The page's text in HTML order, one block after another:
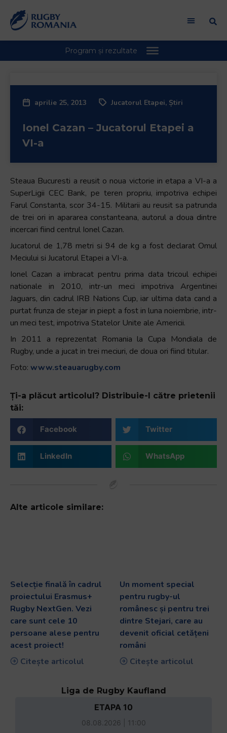
in
One
Accessibility
screen
reader,
press
"Ctrl
This
shortcut
activates
the
screen
reader
help
navigate
interact
with
the
content.
aprilie 25, 2013 Jucatorul Etapei, Știri
Ionel Cazan – Jucatorul Etapei a
VI-a
Steaua Bucuresti a reusit o noua victorie in etapa a VI-a a
SuperLigii CEC Bank, pe teren propriu, impotriva echipei
Farul Constanta, scor 34-15. Militarii au reusit sa patrunda
de trei ori in apararea constanteana, autorul a doua dintre
incercari fiind centrul Ionel Cazan.
Jucatorul de 1,78 metri si 94 de kg a fost declarat Omul
Meciului si Jucatorul Etapei a VI-a.
Ionel Cazan a imbracat pentru prima data tricoul echipei
nationale in 2010, intr-un meci impotriva Argentinei
Jaguars, din cadrul IRB Nations Cup, iar ultima data cand a
purtat frunza de stejar in piept a fost in luna noiembrie, intr-
un meci test, impotriva Statelor Unite ale Americii.
In 2011 a reprezentat Romania la Cupa Mondiala de
Rugby, unde a jucat in trei meciuri, de doua ori fiind titular.
Foto: www.steauarugby.com
Ți-a plăcut articolul? Distribuie-l către prietenii
tăi:
Facebook Twitter
LinkedIn WhatsApp
Alte articole similare:
Selecție finală în cadrul
proiectului Erasmus+
Rugby NextGen. Vezi
care sunt cele 10
persoane alese pentru
acest proiect!
Citește articolul
Un moment special
pentru rugby-ul
românesc și pentru trei
dintre Stejari, care au
devenit oficial cetățeni
români
Citește articolul
Liga de Rugby Kaufland
ETAPA 10
08.08.2026 | 11:00